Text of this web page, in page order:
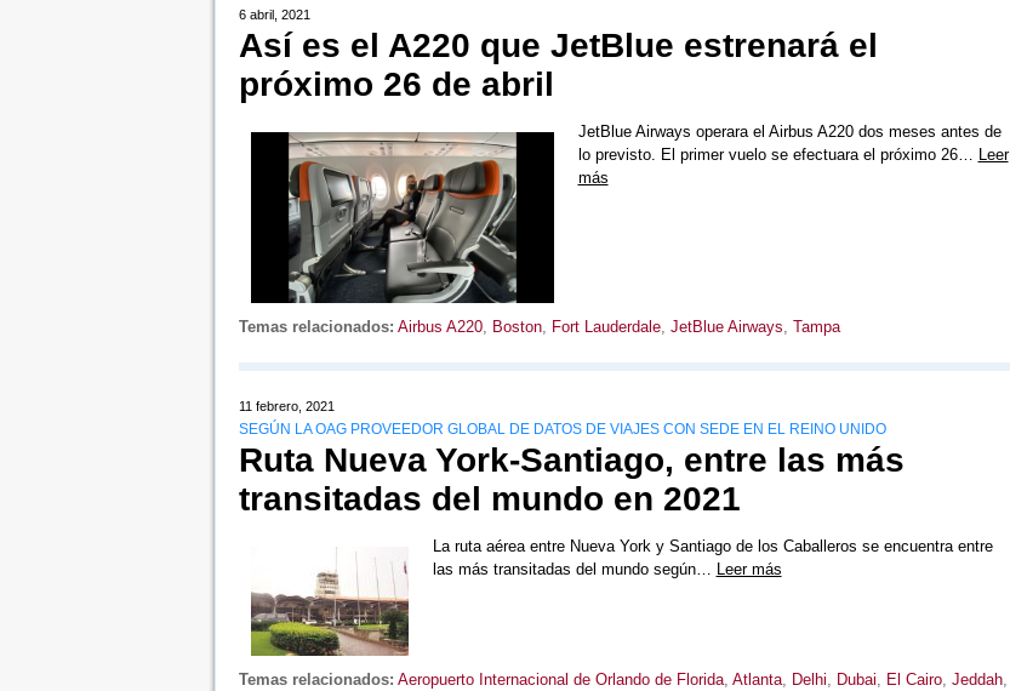
6 abril, 2021
Así es el A220 que JetBlue estrenará el
próximo 26 de abril
JetBlue Airways operara el Airbus A220 dos meses antes de
lo previsto. El primer vuelo se efectuara el próximo 26… Leer
más
Temas relacionados: Airbus A220, Boston, Fort Lauderdale, JetBlue Airways Tampa
11 febrero, 2021
SEGÚN LA OAG PROVEEDOR GLOBAL DE DATOS DE VIAJES CON SEDE EN EL REINO UNIDO
Ruta Nueva York-Santiago, entre las más
transitadas del mundo en 2021
La ruta aérea entre Nueva York y Santiago de los Caballeros se encuentra entre
las más transitadas del mundo según… Leer más
Temas relacionados: Aeropuerto Internacional de Orlando de Florida, Atlanta, Delhi Dubai El Cairo, Jeddah,